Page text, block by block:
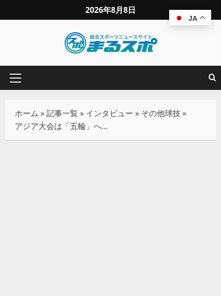
2026年8月8日
ホーム »記事一覧 » インタビュー » その他球技»
アジア大会は「五輪」への試金石――オリンピック種目への挑戦と“見るスポーツ”としての未来（後編）
JA